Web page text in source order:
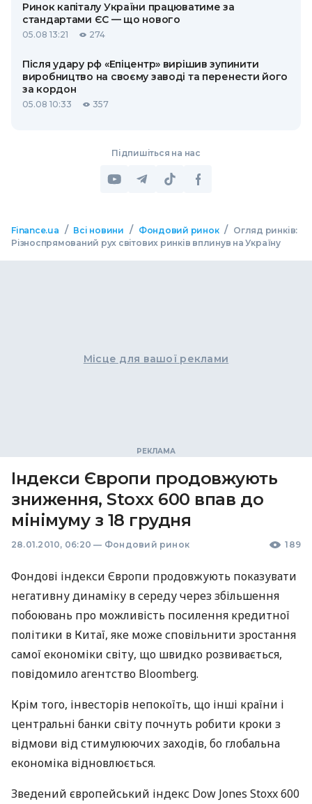
Ринок капіталу України працюватиме за
стандартами ЄС — що нового
05.08 13:21 274
Після удару рф «Епіцентр» вирішив зупинити
виробництво на своєму заводі та перенести його
за кордон
05.08 10:33 357
Підпишіться на нас
Finance.ua / Всі новини / Фондовий ринок / Огляд ринків:
Різноспрямований рух світових ринків вплинув на Україну
Місце для вашої реклами
Індекси Європи продовжують
зниження, Stoxx 600 впав до
мінімуму з 18 грудня
28.01.2010, 06:20 — Фондовий ринок 189
Фондові індекси Європи продовжують показувати
негативну динаміку в середу через збільшення
побоювань про можливість посилення кредитної
політики в Китаї, яке може сповільнити зростання
самої економіки світу, що швидко розвивається,
повідомило агентство Bloomberg.
Крім того, інвесторів непокоїть, що інші країни і
центральні банки світу почнуть робити кроки з
відмови від стимулюючих заходів, бо глобальна
економіка відновлюється.
Зведений європейський індекс Dow Jones Stoxx 600